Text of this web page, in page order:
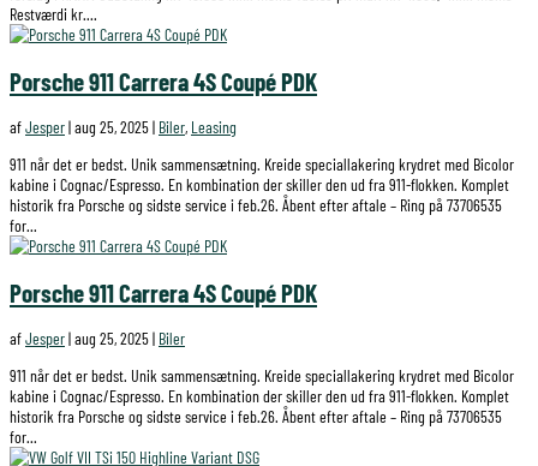
Restværdi kr....
Porsche 911 Carrera 4S Coupé PDK
afJesper|aug 25, 2025| Biler, Leasing
911 når det er bedst. Unik sammensætning. Kreide speciallakering krydret med Bicolor
kabine i Cognac/Espresso. En kombination der skiller den ud fra 911-flokken. Komplet
historik fra Porsche og sidste service i feb.26. Åbent efter aftale – Ring på 73706535
for...
Porsche 911 Carrera 4S Coupé PDK
afJesper|aug 25, 2025| Biler
911 når det er bedst. Unik sammensætning. Kreide speciallakering krydret med Bicolor
kabine i Cognac/Espresso. En kombination der skiller den ud fra 911-flokken. Komplet
historik fra Porsche og sidste service i feb.26. Åbent efter aftale – Ring på 73706535
for...